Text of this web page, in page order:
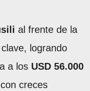
al frente de la
logrando
a los USD 56.000
creces